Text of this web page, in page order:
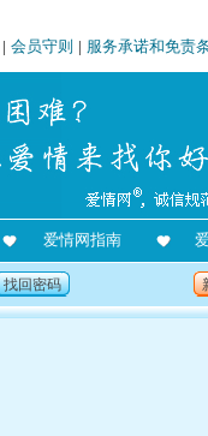
| 会员守则 | 服务承诺和免责
爱情网指南
找回密码